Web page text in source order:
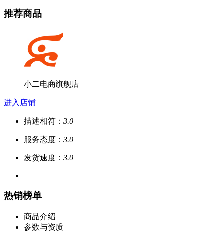
推荐商品
小二电商旗舰店
进入店铺
描述相符： 3.0
服务态度： 3.0
发货速度： 3.0
热销榜单
商品介绍
参数与资质